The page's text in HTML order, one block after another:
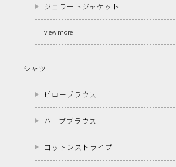
ジェラートジャケット
view more
シャツ
ピローブラウス
ハーブブラウス
コットンストライプ